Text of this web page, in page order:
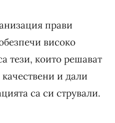
прави
високо
тези, които решават
и дали
са си стрували.